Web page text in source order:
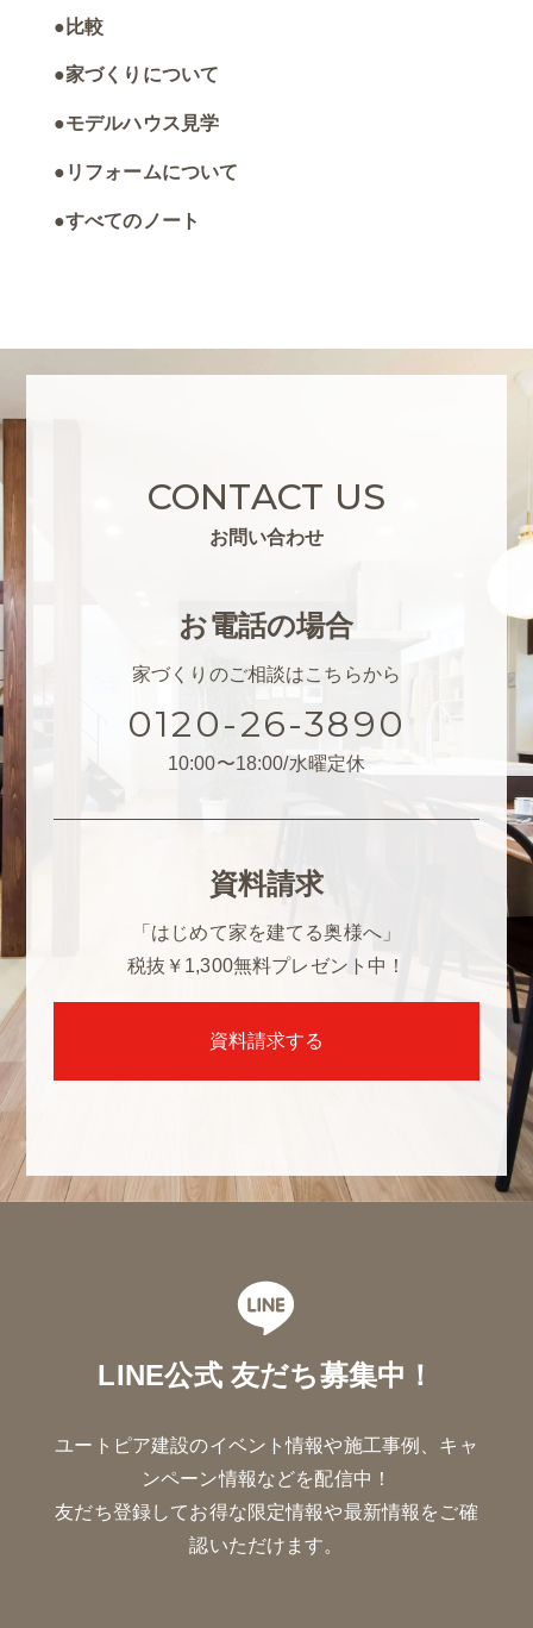
比較
家づくりについて
モデルハウス見学
リフォームについて
すべてのノート
CONTACT US
お問い合わせ
お電話の場合
家づくりのご相談はこちらから
0120-26-3890
10:00〜18:00/水曜定休
資料請求
「はじめて家を建てる奥様へ」
税抜￥1,300無料プレゼント中！
資料請求する
LINE公式 友だち募集中！
ユートピア建設のイベント情報や施工事例、キャ
ンペーン情報などを配信中！
友だち登録してお得な限定情報や最新情報をご確
認いただけます。